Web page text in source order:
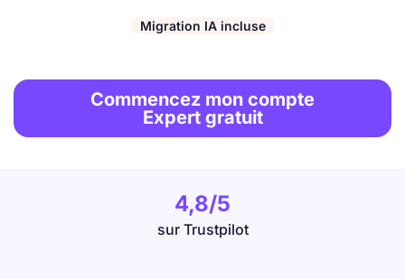
Migration IA incluse
Commencez mon compte
Expert gratuit
4,8/5
sur Trustpilot